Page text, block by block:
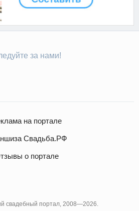
за нами!
на портале
Свадьба.РФ
о портале
свадебный портал, 2008—2026.